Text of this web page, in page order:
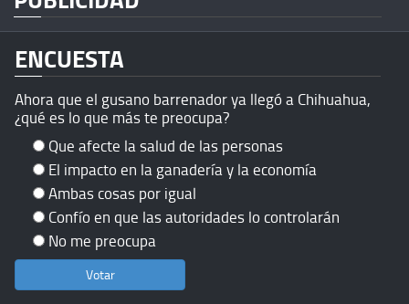
ENCUESTA
Ahora que el gusano barrenador ya llegó a Chihuahua,
¿qué es lo que más te preocupa?
Que afecte la salud de las personas
El impacto en la ganadería y la economía
Ambas cosas por igual
Confío en que las autoridades lo controlarán
No me preocupa